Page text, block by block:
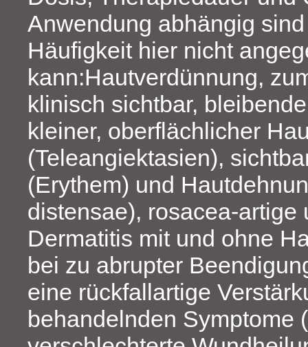
Anwendung abhängig
Häufigkeit hier nicht
kann:Hautverdünnung,
klinisch sichtbar,
kleiner, oberflächlicher
(Teleangiektasien),
(Erythem) und
distensae), rosacea-artige
Dermatitis mit und ohne
bei zu abrupter
eine rückfallartige
behandelnden Symp­tome